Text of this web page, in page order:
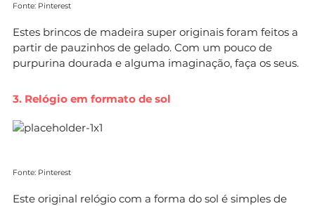
Fonte: Pinterest
Estes brincos de madeira super originais foram feitos a
partir de pauzinhos de gelado. Com um pouco de
purpurina dourada e alguma imaginação, faça os seus.
3. Relógio em formato de sol
Fonte: Pinterest
Este original relógio com a forma do sol é simples de